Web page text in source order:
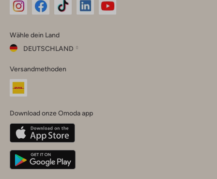
Instagram
Facebook
TikTok
Wähle dein Land
DEUTSCHLAND
dein
Land
Belgique(Français)
Deutschland
Versandmethoden
Download onze Omoda app